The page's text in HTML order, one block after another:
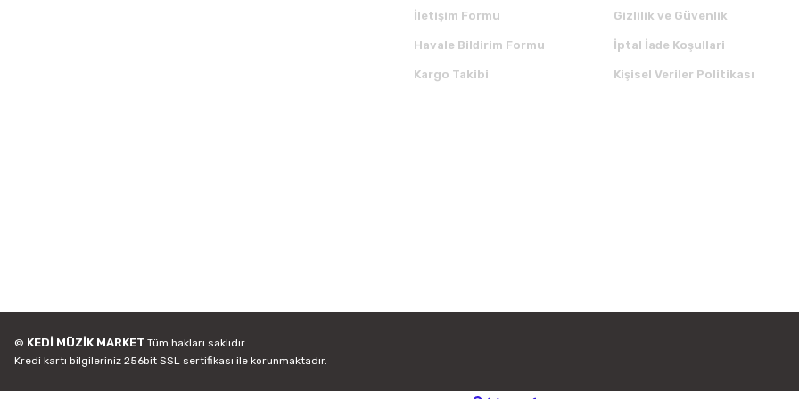
İletişim Formu
Havale Bildirim Formu
Kargo Takibi
Gizlilik ve Güvenlik
İptal İade Koşullari
Kişisel Veriler Politikası
© KEDİ MÜZİK MARKET Tüm hakları saklıdır.
Kredi kartı bilgileriniz 256bit SSL sertifikası ile korunmaktadır.